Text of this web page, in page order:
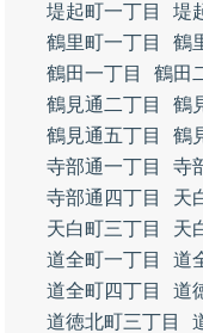
堤起町一丁目
堤
鶴里町一丁目
鶴
鶴田一丁目
鶴田
鶴見通二丁目
鶴
鶴見通五丁目
鶴
寺部通一丁目
寺
寺部通四丁目
天
天白町三丁目
天
道全町一丁目
道
道全町四丁目
道
道徳北町三丁目